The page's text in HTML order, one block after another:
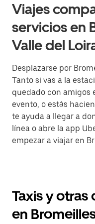
Viajes
servicios en
Valle del
Desplazarse por
Tanto si vas a la
quedado con amigos
evento, o estás
te ayuda a llegar a
línea o abre la app
empezar a viajar en
Taxis y
en